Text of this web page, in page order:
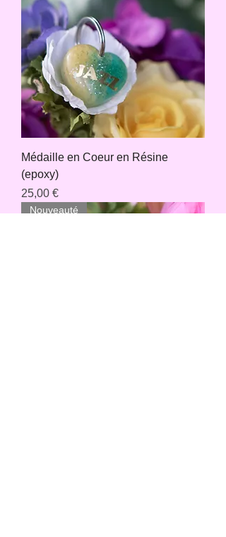
Médaille en Coeur en Résine
(epoxy)
Prix
25,00 €
Nouveauté